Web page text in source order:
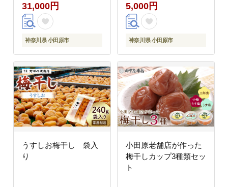
31,000円
神奈川県 小田原市
5,000円
神奈川県 小田原市
うすしお梅干し 袋入
り
小田原老舗店が作った
梅干しカップ3種類セッ
ト